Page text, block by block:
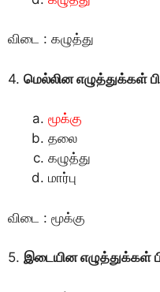
விடை : கழுத்து
4. மெல்லின எழுத்துக்கள்
மூக்கு
தலை
கழுத்து
மார்பு
விடை : மூக்கு
5. இடையின எழுத்துக்கள்